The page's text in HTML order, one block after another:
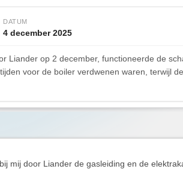
DATUM
4 december 2025
Liander op 2 december, functioneerde de
voor de boiler verdwenen waren, terwijl
mij door Liander de gasleiding en de